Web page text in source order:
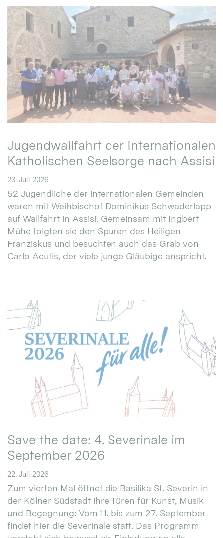
Jugendwallfahrt der Internationalen
Katholischen Seelsorge nach Assisi
23. Juli 2026
52 Jugendliche der internationalen Gemeinden
waren mit Weihbischof Dominikus Schwaderlapp
auf Wallfahrt in Assisi. Gemeinsam mit Ingbert
Mühe folgten sie den Spuren des Heiligen
Franziskus und besuchten auch das Grab von
Carlo Acutis, der viele junge Gläubige anspricht.
Save the date: 4. Severinale im
September 2026
22. Juli 2026
Zum vierten Mal öffnet die Basilika St. Severin in
der Kölner Südstadt ihre Türen für Kunst, Musik
und Begegnung: Vom 11. bis zum 27. September
findet hier die Severinale statt. Das Programm